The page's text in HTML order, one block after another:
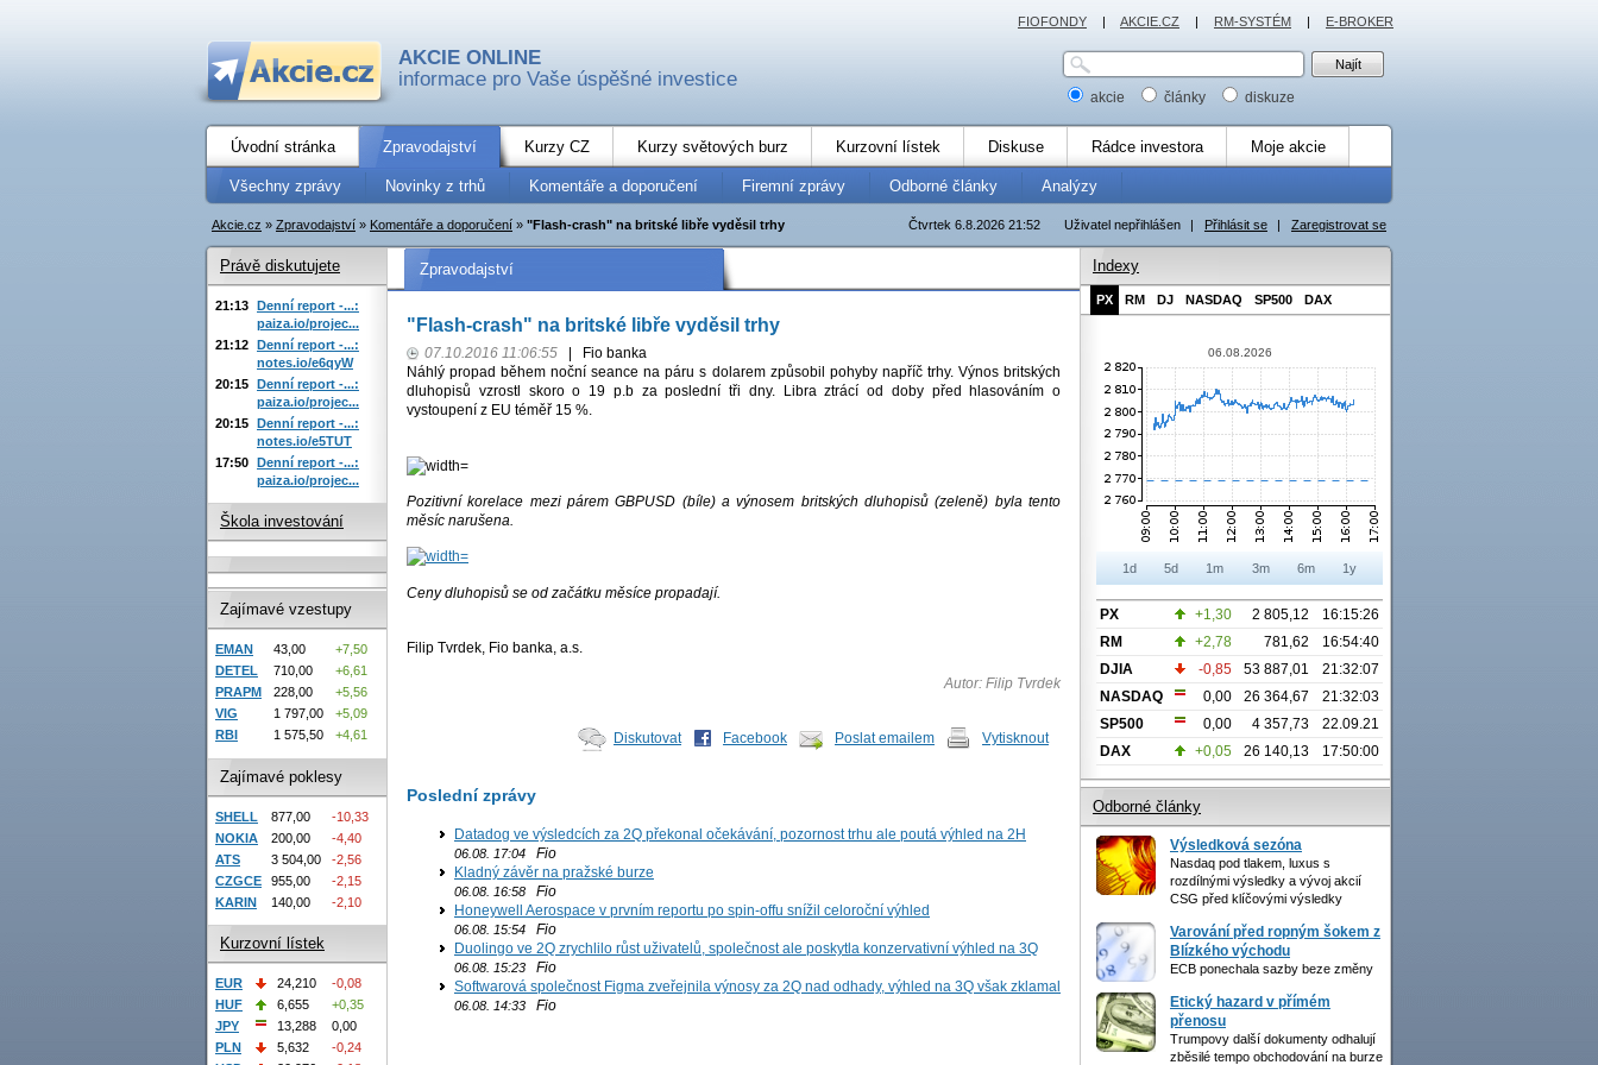
AKCIE ONLINE
informace pro Vaše úspěšné investice
akcie články diskuze
Úvodní stránka Zpravodajství Kurzy CZ Kurzy světových burz Kurzovní lístek Diskuse Rádce investora Moje akcie
Všechny zprávy Novinky z trhů Komentáře a doporučení Firemní zprávy Odborné články Analýzy
Uživatel nepřihlášen | Přihlásit se | Zaregistrovat se
Čtvrtek 6.8.2026 21:52
Akcie.cz » Zpravodajství » Komentáře a doporučení » "Flash-crash" na britské libře vyděsil trhy
Zpravodajství
"Flash-crash" na britské libře vyděsil trhy
07.10.2016 11:06:55
Fio banka
Náhlý propad během noční seance na páru s dolarem způsobil pohyby napříč trhy. Výnos britských
dluhopisů vzrostl skoro o 19 p.b za poslední tři dny. Libra ztrácí od doby před hlasováním o
vystoupení z EU téměř 15 %.
Pozitivní korelace mezi párem GBPUSD (bíle) a výnosem britských dluhopisů (zeleně) byla tento
měsíc narušena.
Ceny dluhopisů se od začátku měsíce propadají.
Filip Tvrdek, Fio banka, a.s.
Autor: Filip Tvrdek
Diskutovat Facebook Poslat emailem Vytisknout
Poslední zprávy
Datadog ve výsledcích za 2Q překonal očekávání, pozornost trhu ale poutá výhled na 2H
06.08. 17:04 Fio
Kladný závěr na pražské burze
06.08. 16:58 Fio
Honeywell Aerospace v prvním reportu po spin-offu snížil celoroční výhled
06.08. 15:54 Fio
Duolingo ve 2Q zrychlilo růst uživatelů, společnost ale poskytla konzervativní výhled na 3Q
06.08. 15:23 Fio
Softwarová společnost Figma zveřejnila výnosy za 2Q nad odhady, výhled na 3Q však zklamal
06.08. 14:33 Fio
Právě diskutujete
21:13 Denní report -...:
paiza.io/projec...
21:12 Denní report -...:
notes.io/e6qyW
20:15 Denní report -...:
paiza.io/projec...
20:15 Denní report -...:
notes.io/e5TUT
17:50 Denní report -...:
paiza.io/projec...
Škola investování
Zajímavé vzestupy
EMAN 43,00
+7,50
DETEL
710,00
+6,61
PRAPM
228,00
+5,56
VIG
1 797,00
+5,09
RBI
1 575,50 +4,61
Zajímavé poklesy
SHELL 877,00
-10,33
NOKIA
200,00
-4,40
ATS
3 504,00
-2,56
CZGCE
955,00
-2,15
KARIN
140,00 -2,10
Kurzovní lístek
EUR 24,210
-0,08
HUF
6,655
+0,35
JPY
13,288
0,00
PLN
5,632
-0,24
Indexy
PX RM DJ NASDAQ SP500 DAX
06.08.2026
1d 5d 1m 3m 6m 1y
PX +1,30 2 805,12
16:15:26
RM
+2,78 781,62
16:54:40
DJIA
-0,85 53 887,01
21:32:07
NASDAQ
0,00 26 364,67
21:32:03
SP500
0,00 4 357,73
22.09.21
DAX
+0,05 26 140,13 17:50:00
Odborné články
Výsledková sezóna
Nasdaq pod tlakem, luxus s
rozdílnými výsledky a vývoj akcií
CSG před klíčovými výsledky
Varování před ropným šokem z
Blízkého východu
ECB ponechala sazby beze změny
Etický hazard v přímém
přenosu
Trumpovy další dokumenty odhalují
zběsilé tempo obchodování na burze
FIOFONDY | AKCIE.CZ | RM-SYSTÉM | E-BROKER